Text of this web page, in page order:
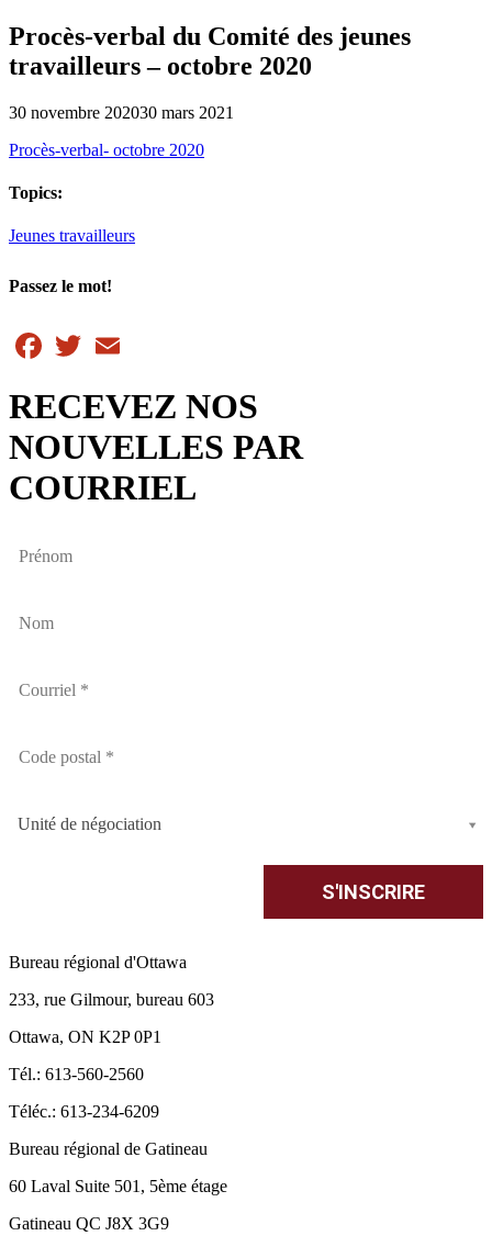
Procès-verbal du Comité des jeunes
travailleurs – octobre 2020
30 novembre 202030 mars 2021
Procès-verbal- octobre 2020
Topics:
Jeunes travailleurs
Passez le mot!
Facebook
Twitter
RECEVEZ NOS
NOUVELLES PAR
COURRIEL
Unité de négociation
Bureau régional d'Ottawa
233, rue Gilmour, bureau 603
Ottawa, ON K2P 0P1
Tél.: 613-560-2560
Téléc.: 613-234-6209
Bureau régional de Gatineau
60 Laval Suite 501, 5ème étage
Gatineau QC J8X 3G9